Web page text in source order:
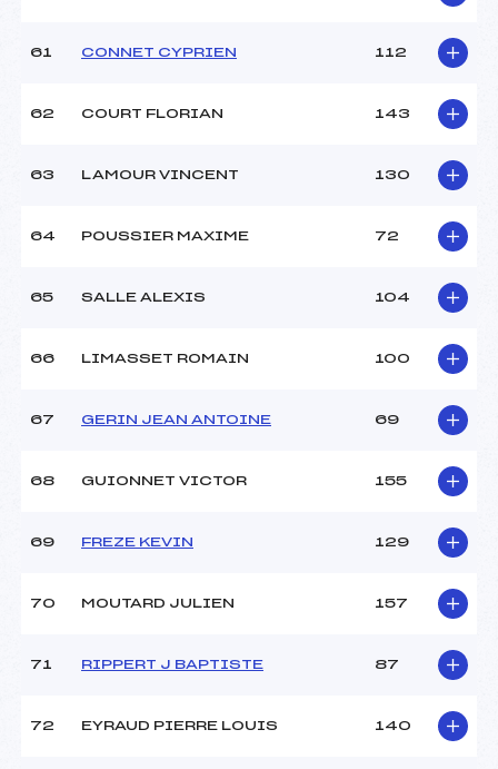
61 CONNET CYPRIEN 112
62 COURT FLORIAN 143
63 LAMOUR VINCENT 130
64 POUSSIER MAXIME 72
65 SALLE ALEXIS 104
66 LIMASSET ROMAIN 100
67 GERIN JEAN ANTOINE 69
68 GUIONNET VICTOR 155
69 FREZE KEVIN 129
70 MOUTARD JULIEN 157
71 RIPPERT J BAPTISTE 87
72 EYRAUD PIERRE LOUIS 140